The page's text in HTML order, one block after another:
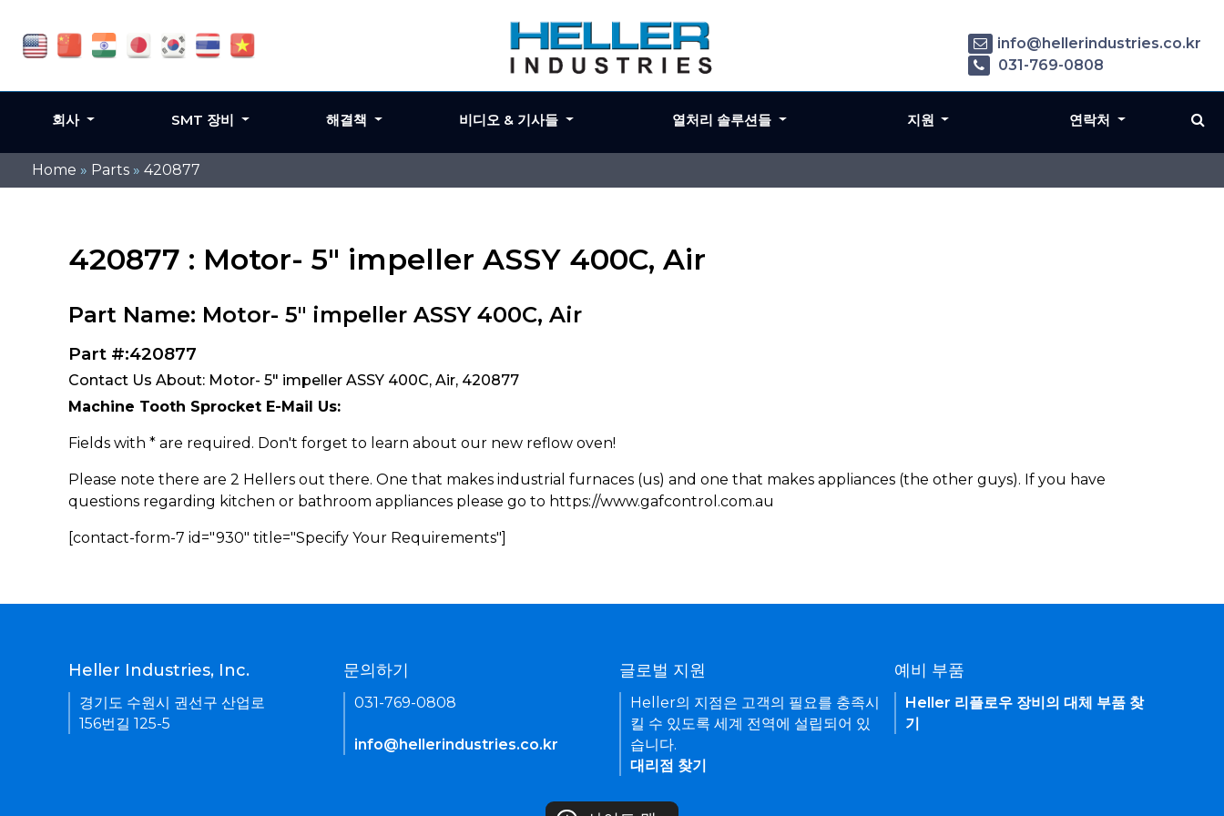
Home » Parts » 420877
420877 : Motor- 5" impeller ASSY 400C, Air
Part Name: Motor- 5" impeller ASSY 400C, Air
Part #:420877
Contact Us About: Motor- 5" impeller ASSY 400C, Air, 420877
Machine Tooth Sprocket E-Mail Us:
Fields with * are required. Don't forget to learn about our new reflow oven!
Please note there are 2 Hellers out there. One that makes industrial furnaces (us) and one that makes appliances (the other guys). If you have
questions regarding kitchen or bathroom appliances please go to https://www.gafcontrol.com.au
[contact-form-7 id="930" title="Specify Your Requirements"]
info@hellerindustries.co.kr
031-769-0808
회사 SMT 장비 해결책 비디오 & 기사들 열처리 솔루션들 지원 연락처
Heller Industries, Inc.
경기도 수원시 권선구 산업로
156번길 125-5
문의하기
031-769-0808
info@hellerindustries.co.kr
글로벌 지원
Heller의 지점은 고객의 필요를 충족시
킬 수 있도록 세계 전역에 설립되어 있
습니다.
대리점 찾기
예비 부품
Heller 리플로우 장비의 대체 부품 찾
기